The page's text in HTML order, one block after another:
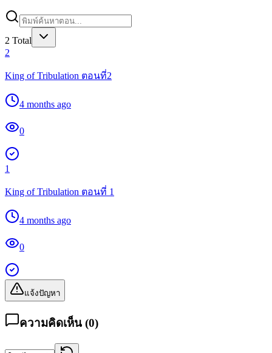
2 Total
2
King of Tribulation ตอนที่2
4 months ago
0
1
King of Tribulation ตอนที่ 1
4 months ago
0
แจ้งปัญหา
ความคิดเห็น (0)